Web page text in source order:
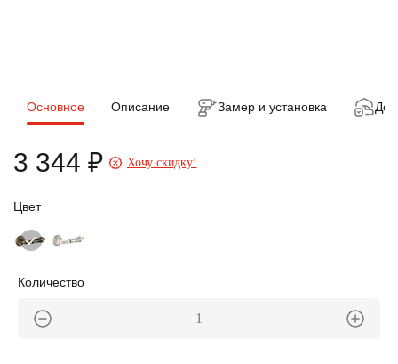
Основное Описание Замер и установка
Цвет
Количество
3 344 ₽ Хочу скидку!